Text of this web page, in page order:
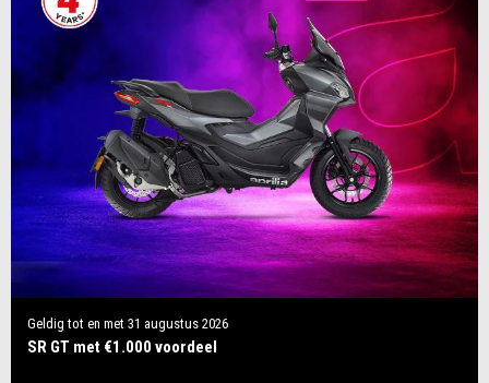
Geldig tot en met 31 augustus 2026
SR GT met €1.000 voordeel